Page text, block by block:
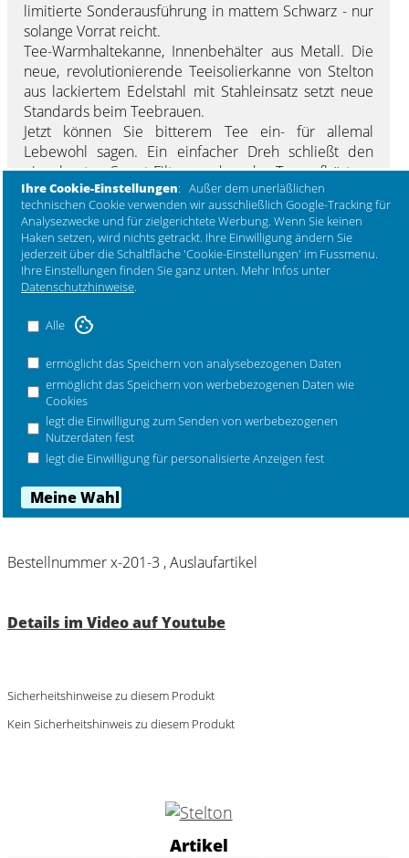
Ihre Cookie-Einstellungen: Außer dem unerläßlichen
technischen Cookie verwenden wir ausschließlich Google-Tracking für
Analysezwecke und für zielgerichtete Werbung. Wenn Sie keinen
Haken setzen, wird nichts getrackt. Ihre Einwilligung ändern Sie
jederzeit über die Schaltfläche 'Cookie-Einstellungen' im Fussmenu.
Ihre Einstellungen finden Sie ganz unten. Mehr Infos unter
Datenschutzhinweise.
Alle
ermöglicht das Speichern von analysebezogenen Daten
ermöglicht das Speichern von werbebezogenen Daten wie
Cookies
legt die Einwilligung zum Senden von werbebezogenen
Nutzerdaten fest
legt die Einwilligung für personalisierte Anzeigen fest
Mehr Marken ...
limitierte Sonderausführung in mattem Schwarz - nur
solange Vorrat reicht.
Tee-Warmhaltekanne, Innenbehälter aus Metall. Die
neue, revolutionierende Teeisolierkanne von Stelton
aus lackiertem Edelstahl mit Stahleinsatz setzt neue
Standards beim Teebrauen.
Jetzt können Sie bitterem Tee ein- für allemal
Lebewohl sagen. Ein einfacher Dreh schließt den
eingebauten Smart-Filter, so dass der Tee aufhört, zu
ziehen, wenn die richtige Stärke erreicht ist. Die
Teeblätter müssen erst nach dem Trinken des Tees
entfernt werden.
Eine Fusion von Tradition und Innovation verleiht der
Kanne ihren harmonischen Körper aus mattlackiertem
Edelstahl. Der Griff aus Buchenholz gibt der Kanne
eine moderne Note und bedient sich wie früher aus
den Materialien der Natur. Die Emma Tee-
Thermoskanne hat eine graue Nuance, die herrlich Zu
den gräulichen Ton-in-Ton-Farben der Serie passt.
Design (2013): HolmbäckNordentoft.
Material mattlackierter Edelstahl, ABS-Kunststoff,
Buchenholz. Durchmesser 14 cm, Höhe 18,5 cm,
Bestellnummer x-201-3 , Auslaufartikel
Details im Video auf Youtube
Sicherheitshinweise zu diesem Produkt
Kein Sicherheitshinweis zu diesem Produkt
Artikel